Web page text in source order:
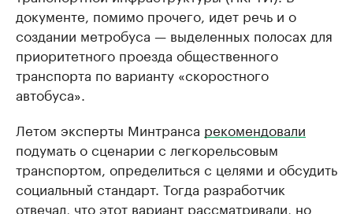
документе, помимо прочего, идет речь и о
создании метробуса — выделенных полосах для
приоритетного проезда общественного
транспорта по варианту «скоростного
автобуса».
Летом эксперты Минтранса рекомендовали
подумать о сценарии с легкорельсовым
транспортом, определиться с целями и обсудить
социальный стандарт. Тогда разработчик
отвечал, что этот вариант рассматривали, но